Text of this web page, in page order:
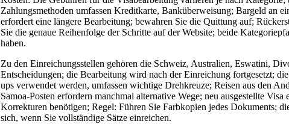
Zahlungsmethoden umfassen Kreditkarte, Banküberweisung; Bargeld an
erfordert eine längere Bearbeitung; bewahren Sie die Quittung auf;
Sie die genaue Reihenfolge der Schritte auf der Website; beide
haben.
Zu den Einreichungsstellen gehören die Schweiz, Australien, Eswatini,
Entscheidungen; die Bearbeitung wird nach der Einreichung fortgesetzt;
ups verwendet werden, umfassen wichtige Drehkreuze; Reisen aus den
Samoa-Posten erfordern manchmal alternative Wege; neu ausgestellte
Korrekturen benötigen; Regel: Führen Sie Farbkopien jedes Dokuments;
sich, wenn Sie vollständige Sätze einreichen.